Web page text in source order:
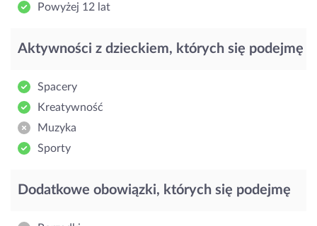
Powyżej 12 lat
Aktywności z dzieckiem, których się podejmę
Spacery
Kreatywność
Muzyka
Sporty
Dodatkowe obowiązki, których się podejmę